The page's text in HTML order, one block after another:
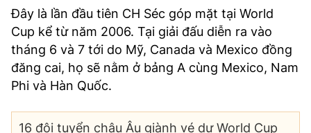
Đây là lần đầu tiên CH Séc góp mặt tại World
Cup kể từ năm 2006. Tại giải đấu diễn ra vào
tháng 6 và 7 tới do Mỹ, Canada và Mexico đồng
đăng cai, họ sẽ nằm ở bảng A cùng Mexico, Nam
Phi và Hàn Quốc.
16 đội tuyển châu Âu giành vé dự World Cup